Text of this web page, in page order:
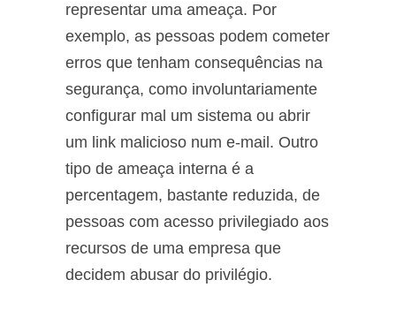
representar uma ameaça. Por
exemplo, as pessoas podem cometer
erros que tenham consequências na
segurança, como involuntariamente
configurar mal um sistema ou abrir
um link malicioso num e-mail. Outro
tipo de ameaça interna é a
percentagem, bastante reduzida, de
pessoas com acesso privilegiado aos
recursos de uma empresa que
decidem abusar do privilégio.